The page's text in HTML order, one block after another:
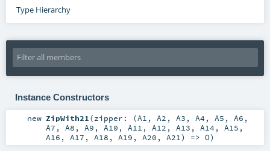
Type Hierarchy
Instance Constructors
new ZipWith21(zipper: (A1 , A2 , A3 , A4 , A5 , A6 ,
A7 , A8 , A9 , A10 , A11 , A12 , A13 , A14 , A15 ,
A16 , A17 , A18 , A19 , A20 , A21) => O)